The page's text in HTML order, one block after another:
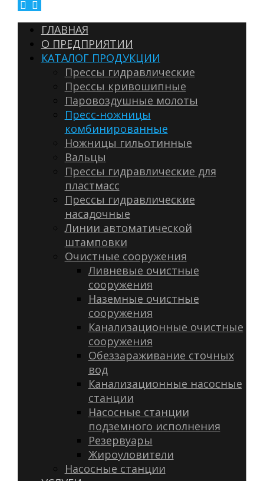
ГЛАВНАЯ
О ПРЕДПРИЯТИИ
КАТАЛОГ ПРОДУКЦИИ
Прессы гидравлические
Прессы кривошипные
Паровоздушные молоты
Пресс-ножницы
комбинированные
Ножницы гильотинные
Вальцы
Прессы гидравлические для
пластмасс
Прессы гидравлические
насадочные
Линии автоматической
штамповки
Очистные сооружения
Ливневые очистные
сооружения
Наземные очистные
сооружения
Канализационные очистные
сооружения
Обеззараживание сточных
вод
Канализационные насосные
станции
Насосные станции
подземного исполнения
Резервуары
Жироуловители
Насосные станции